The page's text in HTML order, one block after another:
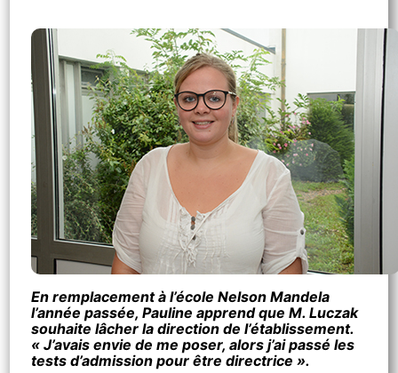
En remplacement à l’école Nelson Mandela
l’année passée, Pauline apprend que M. Luczak
souhaite lâcher la direction de l’établissement.
« J’avais envie de me poser, alors j’ai passé les
tests d’admission pour être directrice ».